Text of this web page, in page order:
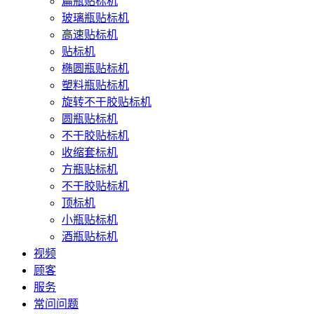
玻璃瓶贴标机
高速贴标机
贴标机
椭圆瓶贴标机
塑料瓶贴标机
旋转不干胶贴标机
圆瓶贴标机
不干胶贴标机
收缩套标机
方瓶贴标机
不干胶贴标机
顶标机
小瓶贴标机
酒瓶贴标机
视频
顾客
服务
常问问题